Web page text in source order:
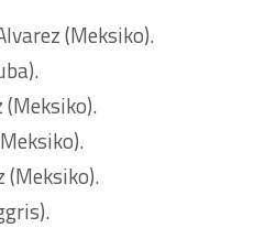
(Meksiko).
(Meksiko).
(Meksiko).